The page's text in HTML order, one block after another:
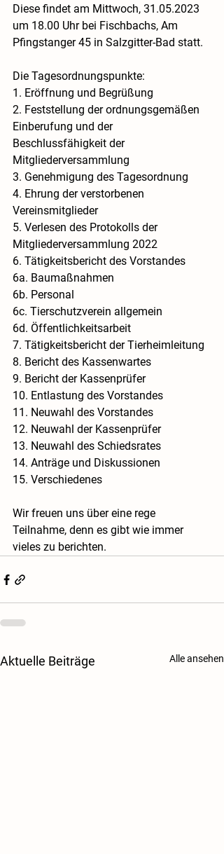
Diese findet am Mittwoch, 31.05.2023
um 18.00 Uhr bei Fischbachs, Am
Pfingstanger 45 in Salzgitter-Bad statt.
Die Tagesordnungspunkte:
1. Eröffnung und Begrüßung
2. Feststellung der ordnungsgemäßen
Einberufung und der
Beschlussfähigkeit der
Mitgliederversammlung
3. Genehmigung des Tagesordnung
4. Ehrung der verstorbenen
Vereinsmitglieder
5. Verlesen des Protokolls der
Mitgliederversammlung 2022
6. Tätigkeitsbericht des Vorstandes
6a. Baumaßnahmen
6b. Personal
6c. Tierschutzverein allgemein
6d. Öffentlichkeitsarbeit
7. Tätigkeitsbericht der Tierheimleitung
8. Bericht des Kassenwartes
9. Bericht der Kassenprüfer
10. Entlastung des Vorstandes
11. Neuwahl des Vorstandes
12. Neuwahl der Kassenprüfer
13. Neuwahl des Schiedsrates
14. Anträge und Diskussionen
15. Verschiedenes
Wir freuen uns über eine rege
Teilnahme, denn es gibt wie immer
vieles zu berichten.
Aktuelle Beiträge Alle ansehen